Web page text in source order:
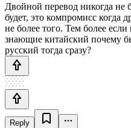
Двойной перевод никогда
будет, это компромисс когда
не более того. Тем более
знающие китайский почему
русский тогда сразу?
Reply